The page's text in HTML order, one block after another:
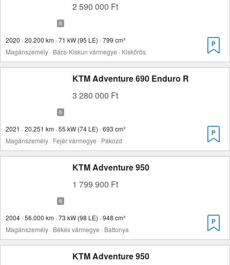
2 590 000 Ft
2020 · 20.200 km · 71 kW (95 LE) · 799 cm³
Magánszemély · Bács-Kiskun vármegye · Kiskőrös
KTM Adventure 690 Enduro R
3 280 000 Ft
2021 · 20.251 km · 55 kW (74 LE) · 693 cm³
Magánszemély · Fejér vármegye · Pákozd
KTM Adventure 950
1 799 900 Ft
2004 · 56.000 km · 73 kW (98 LE) · 948 cm³
Magánszemély · Békés vármegye · Battonya
KTM Adventure 950